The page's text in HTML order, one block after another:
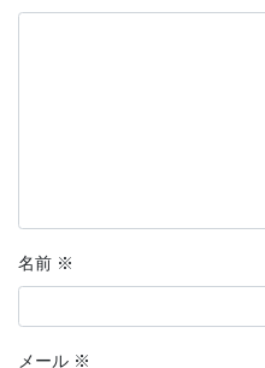
名前 ※
メール ※